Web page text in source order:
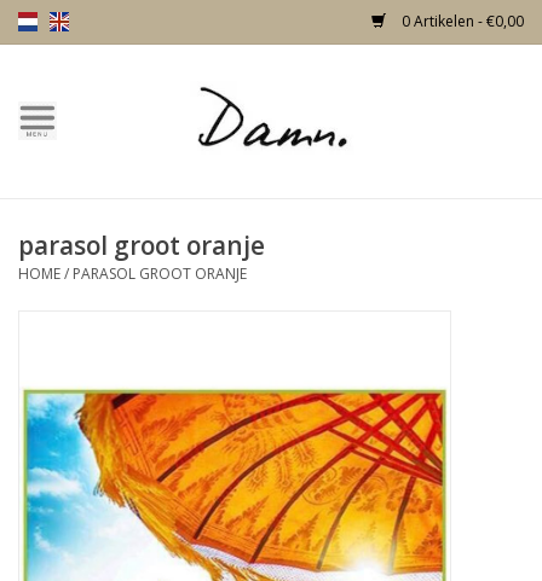
0 Artikelen - €0,00
Home
Nieuw!
Living
Meubels
Deuren
parasol groot oranje
HOME/ PARASOL GROOT ORANJE